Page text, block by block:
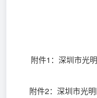
附件1：深圳市光
附件2：深圳市光